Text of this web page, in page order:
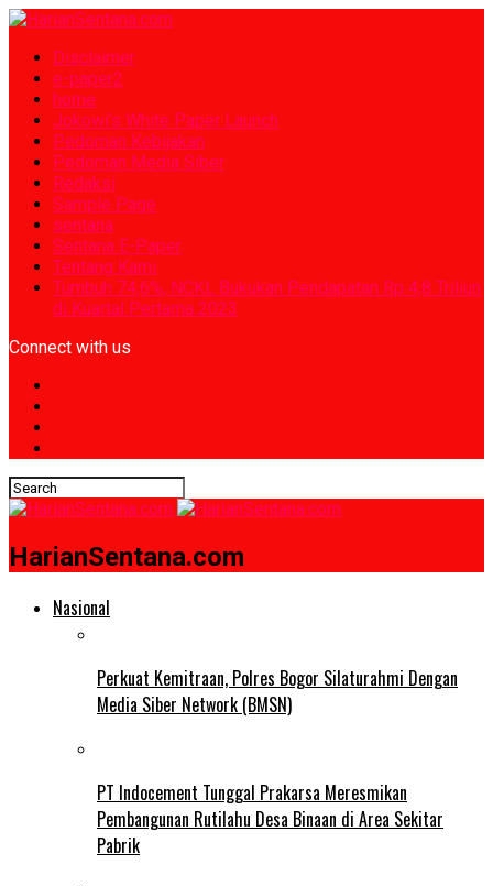
Disclaimer
e-paper2
home
Jokowi’s White Paper Launch
Pedoman Kebijakan
Pedoman Media Siber
Redaksi
Sample Page
sentana
Sentana E-Paper
Tentang Kami
Tumbuh 74,6%, NCKL Bukukan Pendapatan Rp 4,8 Triliun
di Kuartal Pertama 2023
Connect with us
HarianSentana.com
Nasional
Perkuat Kemitraan, Polres Bogor Silaturahmi Dengan
Media Siber Network (BMSN)
PT Indocement Tunggal Prakarsa Meresmikan
Pembangunan Rutilahu Desa Binaan di Area Sekitar
Pabrik